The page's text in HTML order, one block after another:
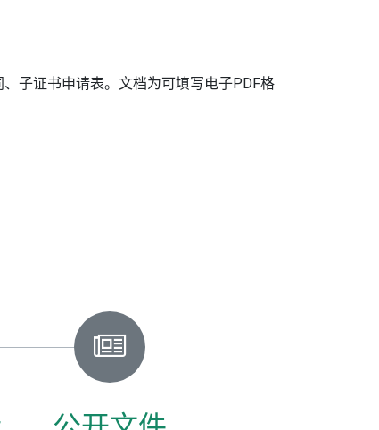
子证书申请表。文档为可填写电子PDF格